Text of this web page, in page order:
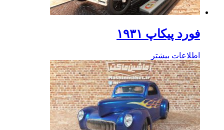
فورد پیکاپ ۱۹۳۱
اطلاعات بیشتر